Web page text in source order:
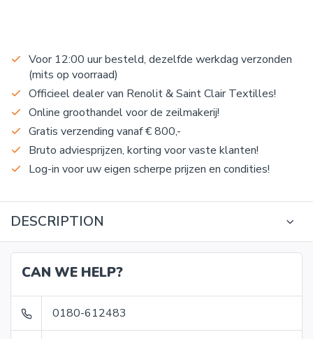
Voor 12:00 uur besteld, dezelfde werkdag verzonden
(mits op voorraad)
Officieel dealer van Renolit & Saint Clair Textilles!
Online groothandel voor de zeilmakerij!
Gratis verzending vanaf € 800,-
Bruto adviesprijzen, korting voor vaste klanten!
Log-in voor uw eigen scherpe prijzen en condities!
DESCRIPTION
CAN WE HELP?
0180-612483